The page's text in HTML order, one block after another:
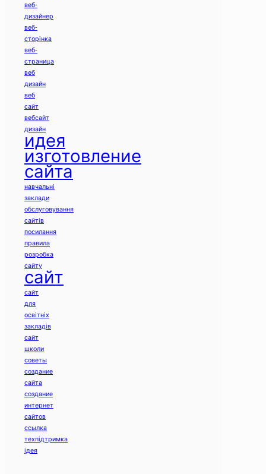
веб-
дизайнер
веб-
сторінка
веб-
страница
веб
дизайн
веб
сайт
вебсайт
дизайн
идея
изготовление
сайта
навчальні
заклади
обслуговування
сайтів
посилання
правила
розробка
сайту
сайт
сайт
для
освітніх
закладів
сайт
школи
советы
создание
сайта
создание
интернет
сайтов
ссылка
техпідтримка
ідея